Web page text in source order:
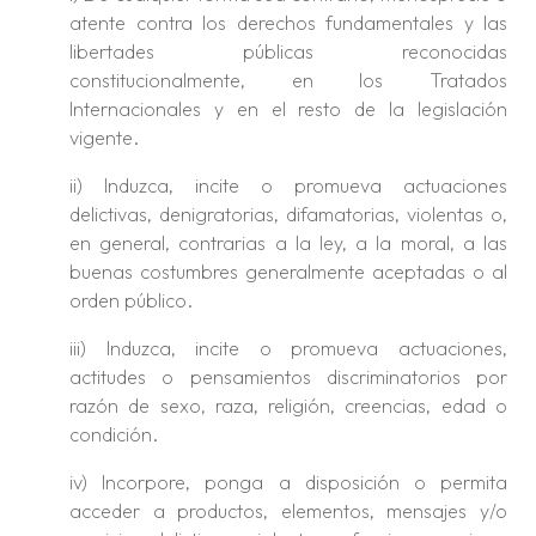
atente contra los derechos fundamentales y las
libertades públicas reconocidas
constitucionalmente, en los Tratados
Internacionales y en el resto de la legislación
vigente.
ii) Induzca, incite o promueva actuaciones
delictivas, denigratorias, difamatorias, violentas o,
en general, contrarias a la ley, a la moral, a las
buenas costumbres generalmente aceptadas o al
orden público.
iii) Induzca, incite o promueva actuaciones,
actitudes o pensamientos discriminatorios por
razón de sexo, raza, religión, creencias, edad o
condición.
iv) Incorpore, ponga a disposición o permita
acceder a productos, elementos, mensajes y/o